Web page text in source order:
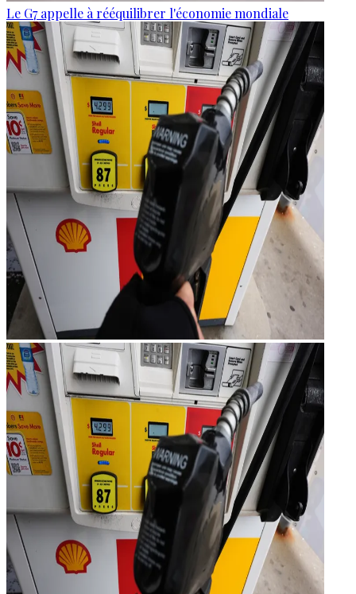
Le G7 appelle à rééquilibrer l'économie mondiale